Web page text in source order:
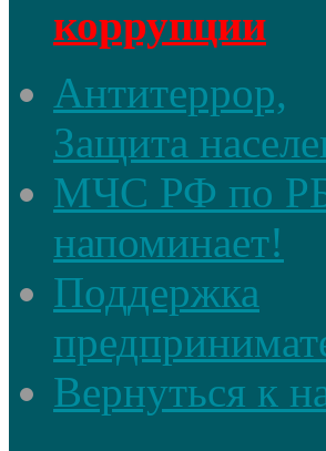
коррупции
Антитеррор,
Защита
МЧС РФ по
напоминает!
Поддержка
Вернуться к